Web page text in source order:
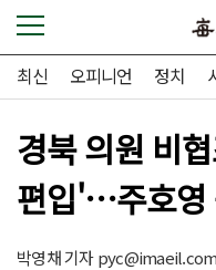
최신 오피니언 정치
경북 의원 비
편입'…주호영
박영채 기자pyc@imaeil.com